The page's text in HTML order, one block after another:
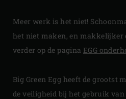
Meer werk is het niet!
het niet maken, en makkelijker
verder op de paginaEGG
Big Green Egg heeft de grootst
de veiligheid bij het gebruik van